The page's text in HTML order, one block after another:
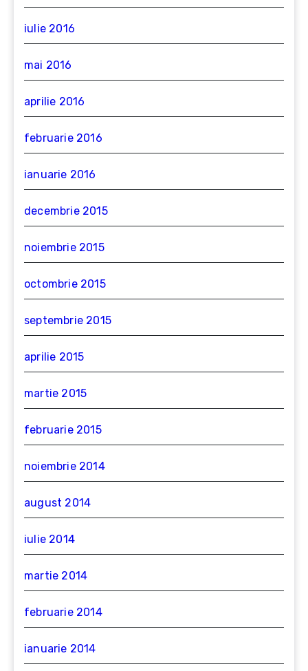
iulie 2016
mai 2016
aprilie 2016
februarie 2016
ianuarie 2016
decembrie 2015
noiembrie 2015
octombrie 2015
septembrie 2015
aprilie 2015
martie 2015
februarie 2015
noiembrie 2014
august 2014
iulie 2014
martie 2014
februarie 2014
ianuarie 2014